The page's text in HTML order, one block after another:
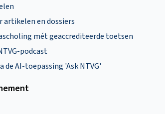
artikelen en dossiers
mét geaccrediteerde toetsen
podcast
de AI-toepassing 'Ask NTVG'